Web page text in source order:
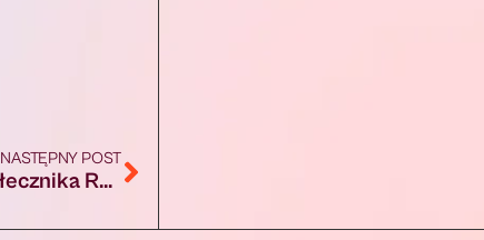
NASTĘPNY POST
Augustów: Zgłoś swojego kandydata na Społecznika Roku 2025